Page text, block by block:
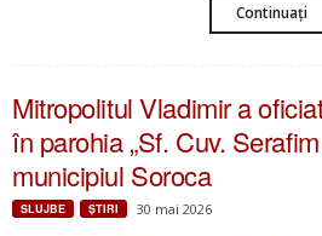
Continuați
Mitropolitul Vladimir a
în parohia „Sf. Cuv.
municipiul Soroca
SLUJBE ŞTIRI 30 mai 2026